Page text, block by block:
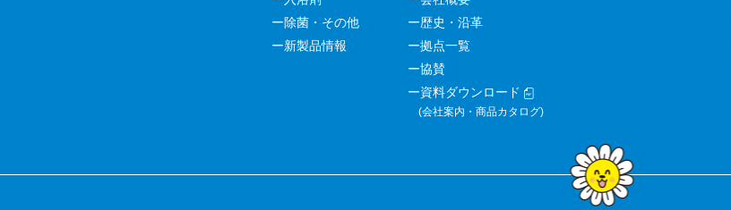
除菌・その他
新製品情報
歴史・沿革
拠点一覧
協賛
資料ダウンロード
(会社案内・商品カタログ)